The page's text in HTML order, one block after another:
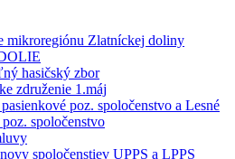
mikroregiónu Zlatníckej doliny
hasičský zbor
združenie 1.máj
poz. spoločenstvo a Lesné
spoločenstvo
spoločenstiev UPPS a LPPS